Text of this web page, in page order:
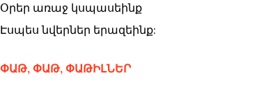
Օրեր առաջ կսպասեինք
Էսպես նվերներ երազեինք:
ՓԱԹ, ՓԱԹ, ՓԱԹԻԼՆԵՐ